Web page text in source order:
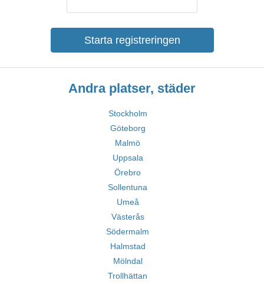
Starta registreringen
Andra platser, städer
Stockholm
Göteborg
Malmö
Uppsala
Örebro
Sollentuna
Umeå
Västerås
Södermalm
Halmstad
Mölndal
Trollhättan